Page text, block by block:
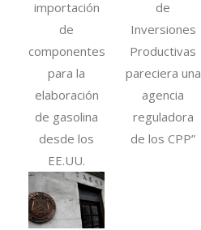
importación
de
componentes
para la
elaboración
de gasolina
desde los
EE.UU.
de
Inversiones
Productivas
pareciera una
agencia
reguladora
de los CPP”